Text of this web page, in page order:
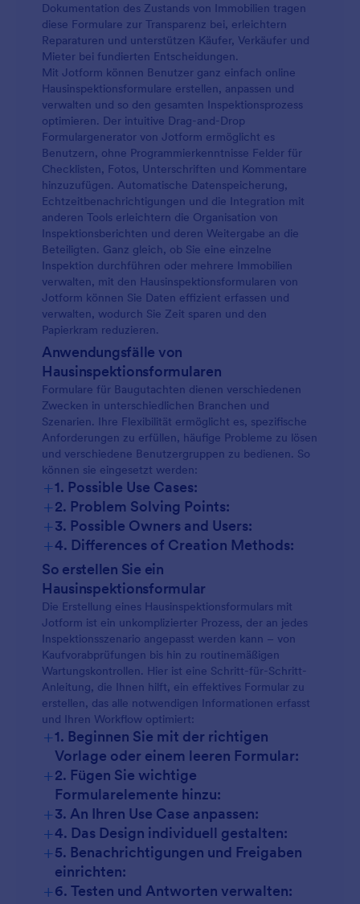
Dokumentation des Zustands von Immobilien tragen
diese Formulare zur Transparenz bei, erleichtern
Reparaturen und unterstützen Käufer, Verkäufer und
Mieter bei fundierten Entscheidungen.
Mit Jotform können Benutzer ganz einfach online
Hausinspektionsformulare erstellen, anpassen und
verwalten und so den gesamten Inspektionsprozess
optimieren. Der intuitive Drag-and-Drop
Formulargenerator von Jotform ermöglicht es
Benutzern, ohne Programmierkenntnisse Felder für
Checklisten, Fotos, Unterschriften und Kommentare
hinzuzufügen. Automatische Datenspeicherung,
Echtzeitbenachrichtigungen und die Integration mit
anderen Tools erleichtern die Organisation von
Inspektionsberichten und deren Weitergabe an die
Beteiligten. Ganz gleich, ob Sie eine einzelne
Inspektion durchführen oder mehrere Immobilien
verwalten, mit den Hausinspektionsformularen von
Jotform können Sie Daten effizient erfassen und
verwalten, wodurch Sie Zeit sparen und den
Papierkram reduzieren.
Anwendungsfälle von
Hausinspektionsformularen
Formulare für Baugutachten dienen verschiedenen
Zwecken in unterschiedlichen Branchen und
Szenarien. Ihre Flexibilität ermöglicht es, spezifische
Anforderungen zu erfüllen, häufige Probleme zu lösen
und verschiedene Benutzergruppen zu bedienen. So
können sie eingesetzt werden:
+1. Possible Use Cases:
+2. Problem Solving Points:
+3. Possible Owners and Users:
+4. Differences of Creation Methods:
So erstellen Sie ein
Hausinspektionsformular
Die Erstellung eines Hausinspektionsformulars mit
Jotform ist ein unkomplizierter Prozess, der an jedes
Inspektionsszenario angepasst werden kann – von
Kaufvorabprüfungen bis hin zu routinemäßigen
Wartungskontrollen. Hier ist eine Schritt-für-Schritt-
Anleitung, die Ihnen hilft, ein effektives Formular zu
erstellen, das alle notwendigen Informationen erfasst
und Ihren Workflow optimiert:
+1. Beginnen Sie mit der richtigen
Vorlage oder einem leeren Formular:
+2. Fügen Sie wichtige
Formularelemente hinzu:
+3. An Ihren Use Case anpassen:
+4. Das Design individuell gestalten:
+5. Benachrichtigungen und Freigaben
einrichten:
+6. Testen und Antworten verwalten: